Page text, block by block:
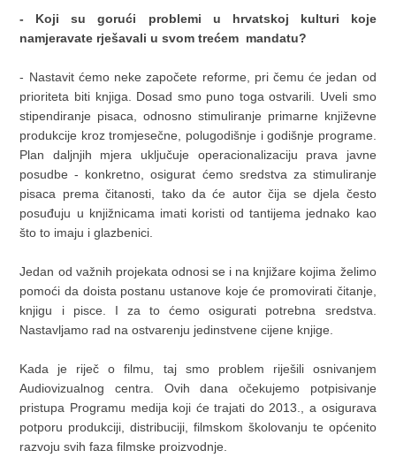
- Koji su gorući problemi u hrvatskoj kulturi koje
namjeravate rješavali u svom trećem mandatu?
- Nastavit ćemo neke započete reforme, pri čemu će jedan od
prioriteta biti knjiga. Dosad smo puno toga ostvarili. Uveli smo
stipendiranje pisaca, odnosno stimuliranje primarne književne
produkcije kroz tromjesečne, polugodišnje i godišnje programe.
Plan daljnjih mjera uključuje operacionalizaciju prava javne
posudbe - konkretno, osigurat ćemo sredstva za stimuliranje
pisaca prema čitanosti, tako da će autor čija se djela često
posuđuju u knjižnicama imati koristi od tantijema jednako kao
što to imaju i glazbenici.
Jedan od važnih projekata odnosi se i na knjižare kojima želimo
pomoći da doista postanu ustanove koje će promovirati čitanje,
knjigu i pisce. I za to ćemo osigurati potrebna sredstva.
Nastavljamo rad na ostvarenju jedinstvene cijene knjige.
Kada je riječ o filmu, taj smo problem riješili osnivanjem
Audiovizualnog centra. Ovih dana očekujemo potpisivanje
pristupa Programu medija koji će trajati do 2013., a osigurava
potporu produkciji, distribuciji, filmskom školovanju te općenito
razvoju svih faza filmske proizvodnje.